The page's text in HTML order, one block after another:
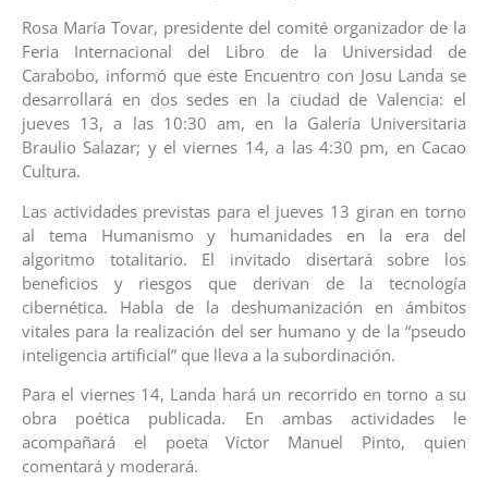
Rosa María Tovar, presidente del comité organizador de la
Feria Internacional del Libro de la Universidad de
Carabobo, informó que este Encuentro con Josu Landa se
desarrollará en dos sedes en la ciudad de Valencia: el
jueves 13, a las 10:30 am, en la Galería Universitaria
Braulio Salazar; y el viernes 14, a las 4:30 pm, en Cacao
Cultura.
Las actividades previstas para el jueves 13 giran en torno
al tema Humanismo y humanidades en la era del
algoritmo totalitario. El invitado disertará sobre los
beneficios y riesgos que derivan de la tecnología
cibernética. Habla de la deshumanización en ámbitos
vitales para la realización del ser humano y de la “pseudo
inteligencia artificial” que lleva a la subordinación.
Para el viernes 14, Landa hará un recorrido en torno a su
obra poética publicada. En ambas actividades le
acompañará el poeta Víctor Manuel Pinto, quien
comentará y moderará.